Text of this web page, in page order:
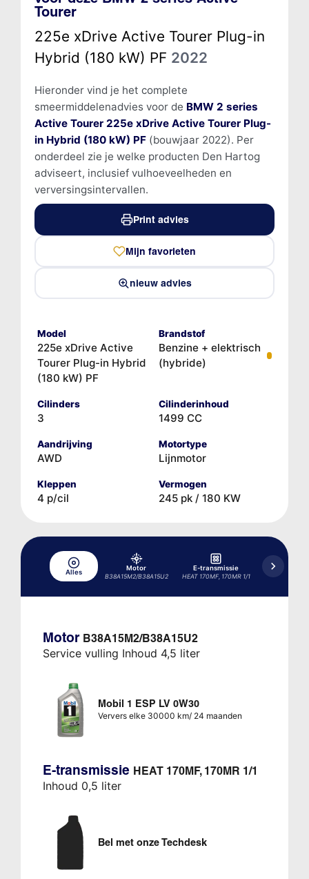
Tourer
225e xDrive Active Tourer Plug-in
Hybrid (180 kW) PF 2022
Hieronder vind je het complete
smeermiddelenadvies voor de BMW 2 series
Active Tourer 225e xDrive Active Tourer Plug-
in Hybrid (180 kW) PF(bouwjaar 2022). Per
onderdeel zie je welke producten Den Hartog
adviseert, inclusief vulhoeveelheden en
verversingsintervallen.
Print advies
Mijn favorieten
nieuw advies
Model
225e xDrive Active
Tourer Plug-in Hybrid
(180 kW) PF
Brandstof
Benzine + elektrisch
(hybride)
Cilinders
3
Cilinderinhoud
1499 CC
Aandrijving
AWD
Motortype
Lijnmotor
Kleppen
4 p/cil
Vermogen
245 pk / 180 KW
Alles
Motor
B38A15M2/B38A15U2
E-transmissie
HEAT 170MF, 170MR 1/1
Motor B38A15M2/B38A15U2
Service vulling Inhoud 4,5 liter
Mobil 1 ESP LV 0W30
Ververs elke 30000 km/ 24 maanden
E-transmissie HEAT 170MF, 170MR 1/1
Inhoud 0,5 liter
Bel met onze Techdesk